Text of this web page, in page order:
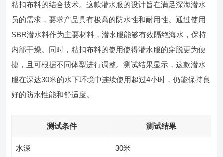
粘扣布料的结合技术。这款潜水服的设计旨在满足深海潜水
员的需求，要求产品具有极高的防水性和耐用性。通过使用
SBR潜水料作为主要材料，潜水服能够有效隔绝海水，保持
内部干燥。同时，粘扣布料的使用使得潜水服的穿脱更为便
捷，且可根据不同体型进行调整。测试结果显示，这款潜水
服在深达30米的水下环境中连续使用超过4小时，仍能保持良
好的防水性能和舒适度。
测试条件 测试结果
水深 30米